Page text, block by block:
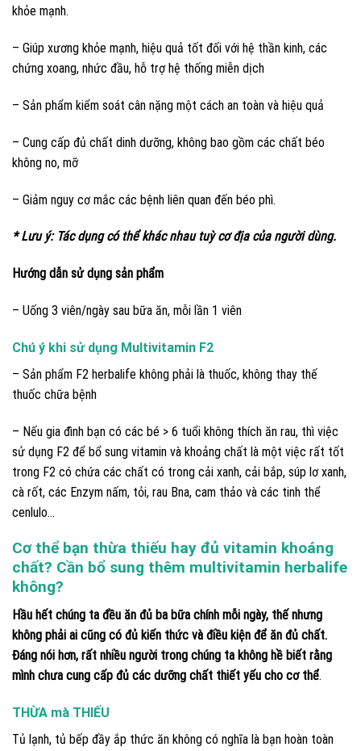
khỏe mạnh.
– Giúp xương khỏe mạnh, hiệu quả tốt đối với hệ thần kinh, các
chứng xoang, nhức đầu, hỗ trợ hệ thống miễn dịch
– Sản phẩm kiểm soát cân nặng một cách an toàn và hiệu quả
– Cung cấp đủ chất dinh dưỡng, không bao gồm các chất béo
không no, mỡ
– Giảm nguy cơ mắc các bệnh liên quan đến béo phì.
* Lưu ý: Tác dụng có thể khác nhau tuỳ cơ địa của người dùng.
Hướng dẫn sử dụng sản phẩm
– Uống 3 viên/ngày sau bữa ăn, mỗi lần 1 viên
Chú ý khi sử dụng Multivitamin F2
– Sản phẩm F2 herbalife không phải là thuốc, không thay thế
thuốc chữa bệnh
– Nếu gia đình bạn có các bé > 6 tuổi không thích ăn rau, thì việc
sử dụng F2 để bổ sung vitamin và khoảng chất là một việc rất tốt
trong F2 có chứa các chất có trong cải xanh, cải bắp, súp lơ xanh,
cà rốt, các Enzym nấm, tỏi, rau Bna, cam thảo và các tinh thể
cenlulo…
Cơ thể bạn thừa thiếu hay đủ vitamin khoáng
chất? Cần bổ sung thêm multivitamin herbalife
không?
Hầu hết chúng ta đều ăn đủ ba bữa chính mỗi ngày, thế nhưng
không phải ai cũng có đủ kiến thức và điều kiện để ăn đủ chất.
Đáng nói hơn, rất nhiều người trong chúng ta không hề biết rằng
mình chưa cung cấp đủ các dưỡng chất thiết yếu cho cơ thể.
THỪA mà THIẾU
Tủ lạnh, tủ bếp đầy ắp thức ăn không có nghĩa là bạn hoàn toàn